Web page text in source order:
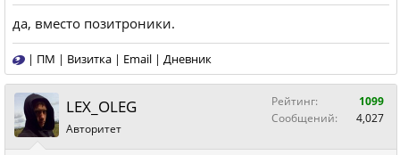
да, вместо позитроники.
| ПМ | Визитка | Email | Дневник
LEX_OLEG
Авторитет
Рейтинг:
1099
Сообщений:
4,027